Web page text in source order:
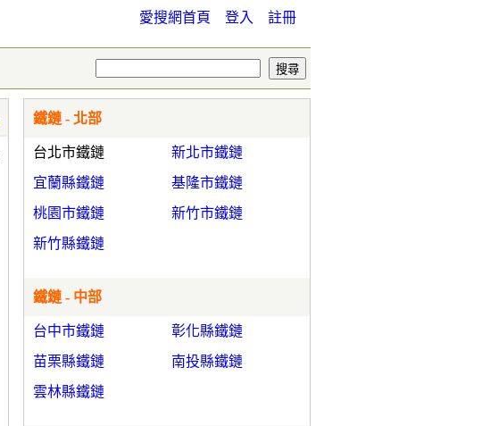
愛搜網首頁 登入 註冊
鐵鏈 - 北部
台北市鐵鏈
新北市鐵鏈
宜蘭縣鐵鏈
基隆市鐵鏈
桃園市鐵鏈
新竹市鐵鏈
新竹縣鐵鏈
鐵鏈 - 中部
台中市鐵鏈
彰化縣鐵鏈
苗栗縣鐵鏈
南投縣鐵鏈
雲林縣鐵鏈